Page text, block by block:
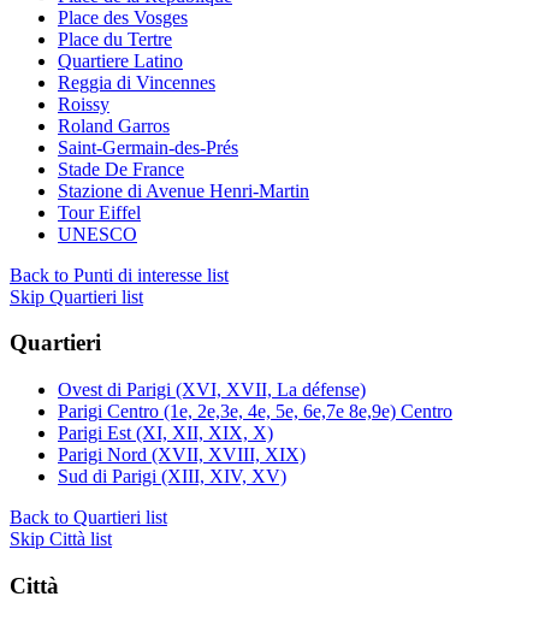
Place des Vosges
Place du Tertre
Quartiere Latino
Reggia di Vincennes
Roissy
Roland Garros
Saint-Germain-des-Prés
Stade De France
Stazione di Avenue Henri-Martin
Tour Eiffel
UNESCO
Back to Punti di interesse list
Skip Quartieri list
Quartieri
Ovest di Parigi (XVI, XVII, La défense)
Parigi Centro (1e, 2e,3e, 4e, 5e, 6e,7e 8e,9e) Centro
Parigi Est (XI, XII, XIX, X)
Parigi Nord (XVII, XVIII, XIX)
Sud di Parigi (XIII, XIV, XV)
Back to Quartieri list
Skip Città list
Città